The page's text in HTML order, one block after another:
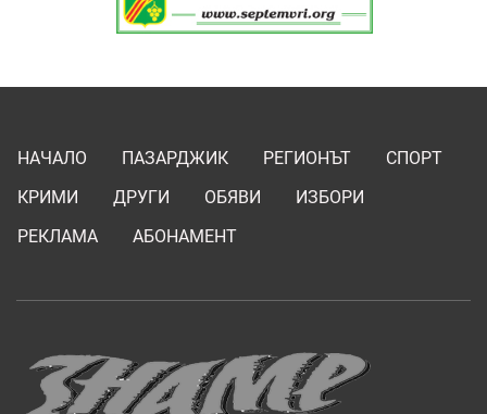
НАЧАЛО ПАЗАРДЖИК РЕГИОНЪТ
СПОРТ
КРИМИ
ДРУГИ ОБЯВИ
ИЗБОРИ
РЕКЛАМА
АБОНАМЕНТ